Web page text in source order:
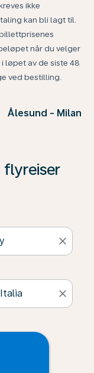
ikke
kan bli lagt til.
når du velger
løpet av de siste 48
ved bestilling.
Ålesund - Milan
flyreiser
close
close